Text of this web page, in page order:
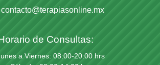
contacto@terapiasonline.mx
de Consultas:
a Viernes: 08:00-20:00 hrs